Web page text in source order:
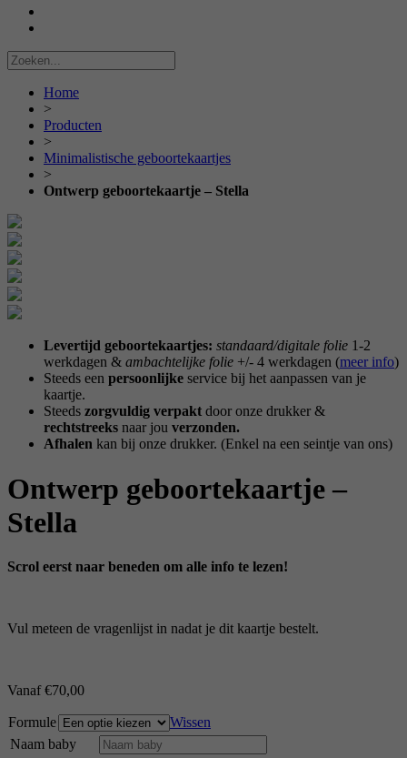
Home
>
Producten
>
Minimalistische geboortekaartjes
>
Ontwerp geboortekaartje – Stella
Levertijd geboortekaartjes: standaard/digitale folie 1-2
werkdagen & ambachtelijke folie +/- 4 werkdagen (meer info)
Steeds een persoonlijke service bij het aanpassen van je
kaartje.
Steeds zorgvuldig verpakt door onze drukker &
rechtstreeks naar jou verzonden.
Afhalen kan bij onze drukker. (Enkel na een seintje van ons)
Ontwerp geboortekaartje –
Stella
Scrol eerst naar beneden om alle info te lezen!
Vul meteen de vragenlijst in nadat je dit kaartje bestelt.
Vanaf€70,00
Formule
Wissen
Naam baby